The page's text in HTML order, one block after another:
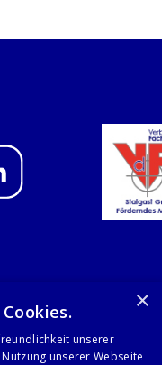
×
unserer
unserer Webseite